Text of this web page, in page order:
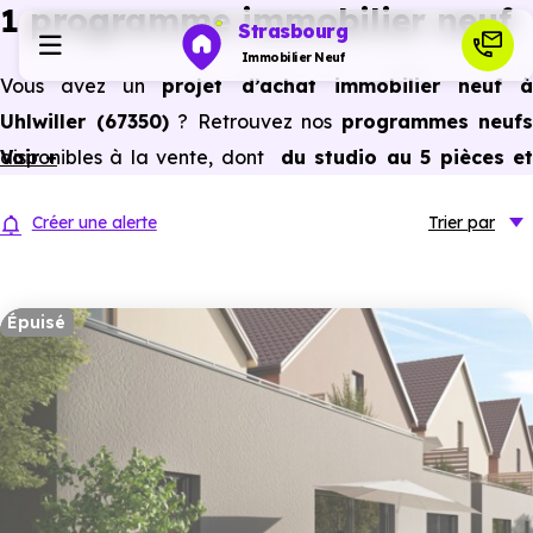
Strasbourg
Immobilier Neuf
Programmes neufs
Habiter
Actualités
Ressources
Financer
1 programme immobilier neuf
Vous avez unprojet d’achat immobilier neuf à
Uhlwiller (67350)? Retrouvez nos programmes neufs
disponibles à la vente, dont
du studio au 5 pièces et
avantages du neuf :
PTZ, TVA réduite dans certains cas,
frais de notaire réduits, bonnes performances
énergétiques, garanties constructeur, etc.
Voir +
Créer une alerte Trier par
Épuisé